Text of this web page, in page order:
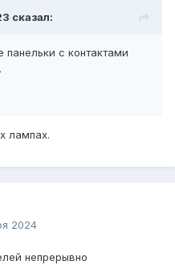
сказал:
панельки с контактами
лампах.
2024
непрерывно